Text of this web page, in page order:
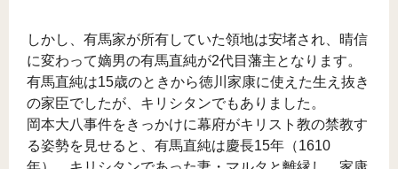
しかし、有馬家が所有していた領地は安堵され、晴信
に変わって嫡男の有馬直純が2代目藩主となります。
有馬直純は15歳のときから徳川家康に使えた生え抜き
の家臣でしたが、キリシタンでもありました。
岡本大八事件をきっかけに幕府がキリスト教の禁教す
る姿勢を見せると、有馬直純は慶長15年（1610